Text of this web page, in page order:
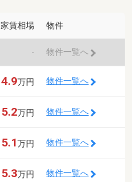
家賃相場 物件
- 物件一覧へ
4.9万円 物件一覧へ
5.2万円 物件一覧へ
5.1万円 物件一覧へ
5.3万円 物件一覧へ